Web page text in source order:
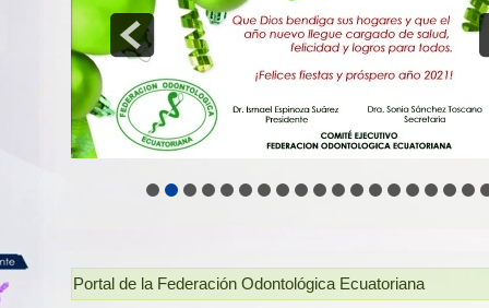
Portal de la Federación Odontológica Ecuatoriana